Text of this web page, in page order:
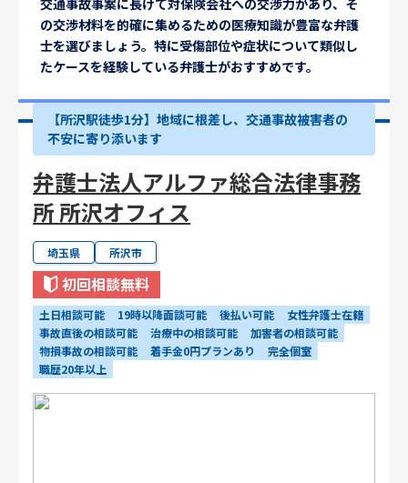
交通事故事案に長けて対保険会社への交渉力があり、そ
の交渉材料を的確に集めるための医療知識が豊富な弁護
士を選びましょう。特に受傷部位や症状について類似し
たケースを経験している弁護士がおすすめです。
【所沢駅徒歩1分】地域に根差し、交通事故被害者の
不安に寄り添います
弁護士法人アルファ総合法律事務
所 所沢オフィス
埼玉県 所沢市
初回相談無料
土日相談可能 19時以降面談可能 後払い可能
女性弁護士在籍
事故直後の相談可能
治療中の相談可能
加害者の相談可能
物損事故の相談可能
着手金0円プランあり
完全個室
職歴20年以上